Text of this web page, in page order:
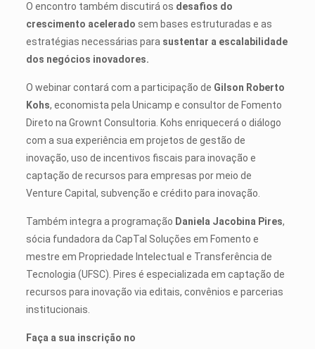
O encontro também discutirá os desafios do
crescimento acelerado sem bases estruturadas e as
estratégias necessárias para sustentar a escalabilidade
dos negócios inovadores.
O webinar contará com a participação de Gilson Roberto
Kohs, economista pela Unicamp e consultor de Fomento
Direto na Grownt Consultoria. Kohs enriquecerá o diálogo
com a sua experiência em projetos de gestão de
inovação, uso de incentivos fiscais para inovação e
captação de recursos para empresas por meio de
Venture Capital, subvenção e crédito para inovação.
Também integra a programação Daniela Jacobina Pires,
sócia fundadora da CapTal Soluções em Fomento e
mestre em Propriedade Intelectual e Transferência de
Tecnologia (UFSC). Pires é especializada em captação de
recursos para inovação via editais, convênios e parcerias
institucionais.
Faça a sua inscrição no